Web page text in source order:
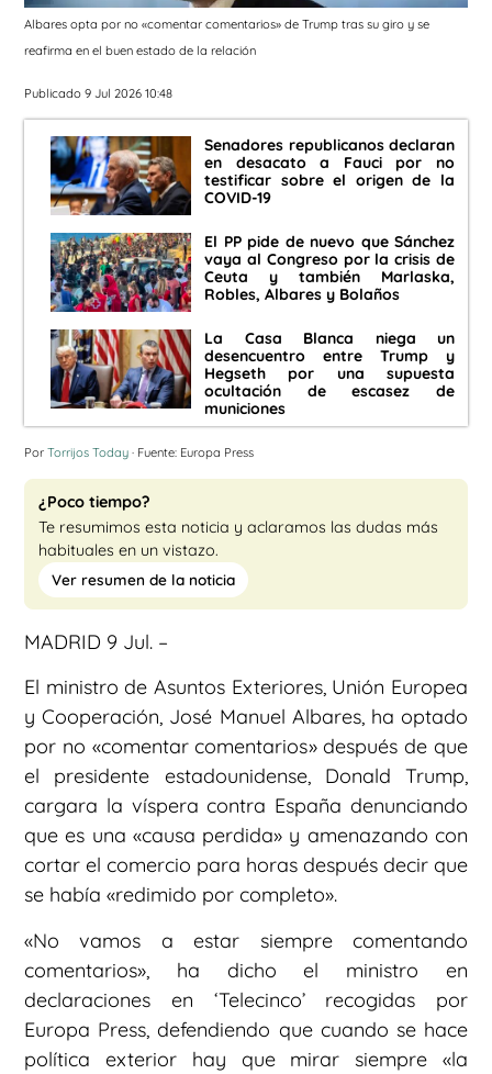
Albares opta por no «comentar comentarios» de Trump tras su giro y se
reafirma en el buen estado de la relación
Publicado 9 Jul 2026 10:48
Senadores republicanos declaran
en desacato a Fauci por no
testificar sobre el origen de la
COVID-19
El PP pide de nuevo que Sánchez
vaya al Congreso por la crisis de
Ceuta y también Marlaska,
Robles, Albares y Bolaños
La Casa Blanca niega un
desencuentro entre Trump y
Hegseth por una supuesta
ocultación de escasez de
municiones
Por Torrijos Today · Fuente: Europa Press
¿Poco tiempo?
Te resumimos esta noticia y aclaramos las dudas más
habituales en un vistazo.
Ver resumen de la noticia
MADRID 9 Jul. –
El ministro de Asuntos Exteriores, Unión Europea
y Cooperación, José Manuel Albares, ha optado
por no «comentar comentarios» después de que
el presidente estadounidense, Donald Trump,
cargara la víspera contra España denunciando
que es una «causa perdida» y amenazando con
cortar el comercio para horas después decir que
se había «redimido por completo».
«No vamos a estar siempre comentando
comentarios», ha dicho el ministro en
declaraciones en ‘Telecinco’ recogidas por
Europa Press, defendiendo que cuando se hace
política exterior hay que mirar siempre «la